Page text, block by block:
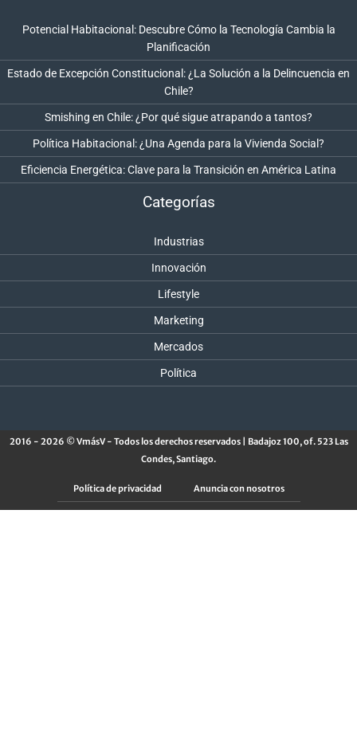
Potencial Habitacional: Descubre Cómo la Tecnología Cambia la
Planificación
Estado de Excepción Constitucional: ¿La Solución a la Delincuencia en
Chile?
Smishing en Chile: ¿Por qué sigue atrapando a tantos?
Política Habitacional: ¿Una Agenda para la Vivienda Social?
Eficiencia Energética: Clave para la Transición en América Latina
Categorías
Industrias
Innovación
Lifestyle
Marketing
Mercados
Política
2016 - 2026 © VmásV - Todos los derechos reservados | Badajoz 100, of. 523 Las
Condes, Santiago.
Política de privacidad Anuncia con nosotros